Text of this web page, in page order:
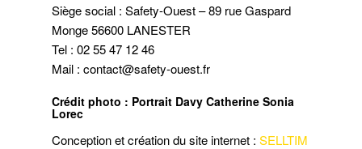
Siège social : Safety-Ouest – 89 rue Gaspard
Monge 56600 LANESTER
Tel : 02 55 47 12 46
Mail : contact@safety-ouest.fr
Crédit photo : Portrait Davy Catherine Sonia
Lorec
Conception et création du site internet : SELLTIM